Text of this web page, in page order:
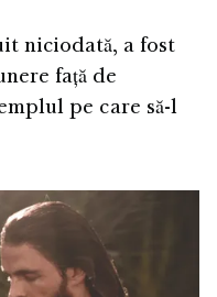
niciodată, a fost
față de
pe care să-l